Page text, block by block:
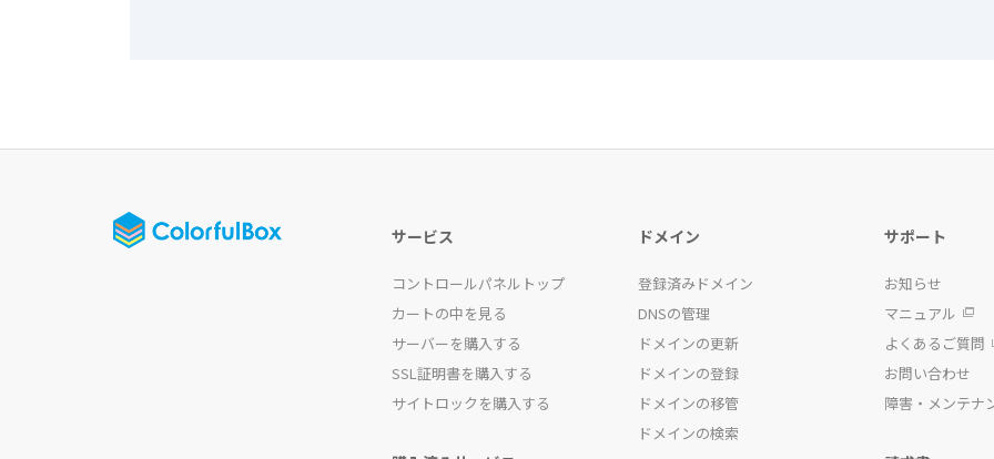
サービス
コントロールパネルトップ
カートの中を見る
サーバーを購入する
SSL証明書を購入する
サイトロックを購入する
ドメイン
登録済みドメイン
DNSの管理
ドメインの更新
ドメインの登録
ドメインの移管
ドメインの検索
サポート
お知らせ
マニュアル
よくあるご質問
お問い合わせ
障害・メンテナ